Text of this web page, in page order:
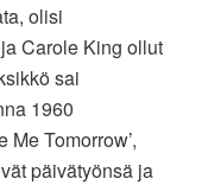
olisi
ja Carole King ollut
sai
1960
Tomorrow’,
päivätyönsä ja